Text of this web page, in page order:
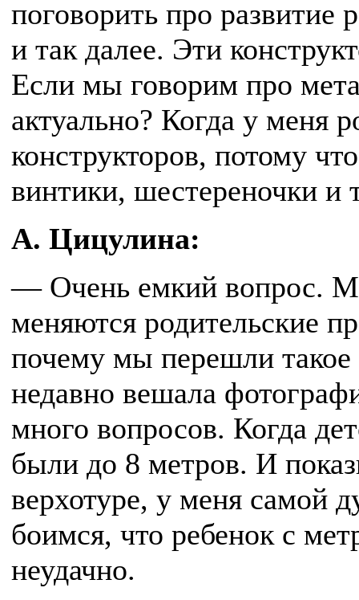
поговорить про развитие
и так далее. Эти
Если мы говорим про
актуально? Когда у меня
конструкторов, потому
винтики, шестереночки и
А. Цицулина:
— Очень емкий вопрос.
меняются родительские
почему мы перешли такое
недавно вешала
много вопросов. Когда
были до 8 метров. И
верхотуре, у меня самой
боимся, что ребенок с
неудачно.